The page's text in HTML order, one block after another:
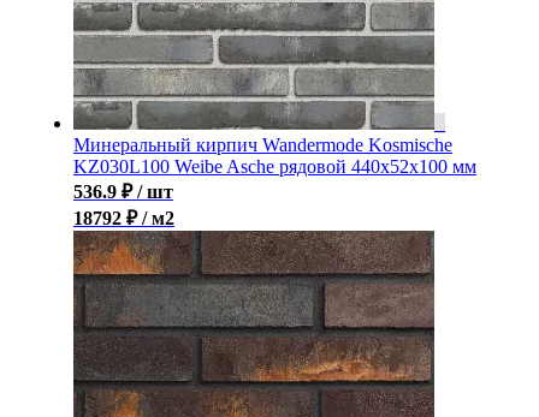
Минеральный кирпич Wandermode Kosmische
KZ030L100 Weibe Asche рядовой 440x52x100 мм
536.9 ₽ / шт
18792 ₽ / м2